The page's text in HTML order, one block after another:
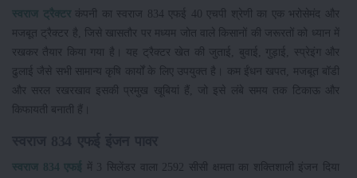
स्वराज ट्रैक्टरकंपनी का स्वराज 834 एफई 40 एचपी श्रेणी का एक भरोसेमंद और
मजबूत ट्रैक्टर है, जिसे खासतौर पर मध्यम जोत वाले किसानों की जरूरतों को ध्यान में
रखकर तैयार किया गया है। यह ट्रैक्टर खेत की जुताई, बुवाई, गुड़ाई, स्प्रेइंग और
ढुलाई जैसे सभी सामान्य कृषि कार्यों के लिए उपयुक्त है। कम ईंधन खपत, मजबूत बॉडी
और सरल रखरखाव इसकी प्रमुख खूबियां हैं, जो इसे लंबे समय तक टिकाऊ और
किफायती बनाती हैं।
स्वराज 834 एफई में 3 सिलेंडर वाला 2592 सीसी क्षमता का शक्तिशाली इंजन दिया